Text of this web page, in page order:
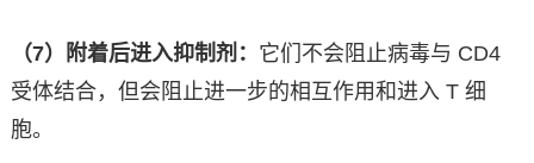
（7）附着后进入抑制剂： 它们不会阻止病毒与 CD4
受体结合，但会阻止进一步的相互作用和进入 T 细
胞。